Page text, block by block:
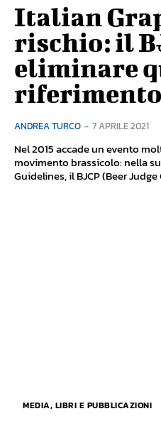
Italian
rischio: il
eliminare
ANDREA TURCO - 7 APRILE 2021
Nel 2015 accade un evento
movimento brassicolo: nella
Guidelines, il BJCP (Beer
MEDIA, LIBRI E PUBBLICAZIONI